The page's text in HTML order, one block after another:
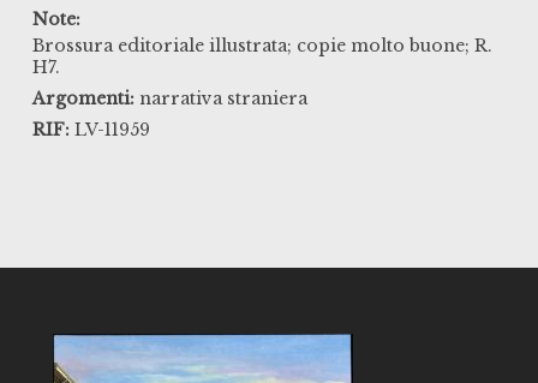
Note:
Brossura editoriale illustrata; copie molto buone; R.
H7.
Argomenti: narrativa straniera
RIF: LV-11959